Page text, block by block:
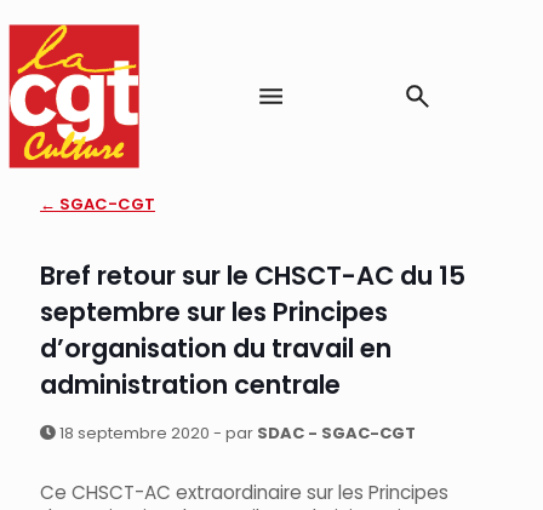
← SGAC-CGT
Bref retour sur le CHSCT-AC du 15
septembre sur les Principes
d’organisation du travail en
administration centrale
18 septembre 2020 - par SDAC - SGAC-CGT
Ce CHSCT-AC extraordinaire sur les Principes